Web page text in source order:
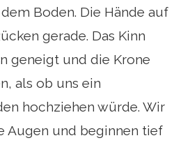
Boden. Die Hände auf
gerade. Das Kinn
geneigt und die Krone
als ob uns ein
hochziehen würde. Wir
Augen und beginnen tief